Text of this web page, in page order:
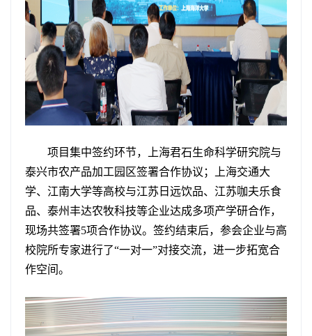
项目集中签约环节，上海君石生命科学研究院与
泰兴市农产品加工园区签署合作协议；上海交通大
学、江南大学等高校与江苏日远饮品、江苏咖夫乐食
品、泰州丰达农牧科技等企业达成多项产学研合作，
现场共签署5项合作协议。签约结束后，参会企业与高
校院所专家进行了“一对一”对接交流，进一步拓宽合
作空间。